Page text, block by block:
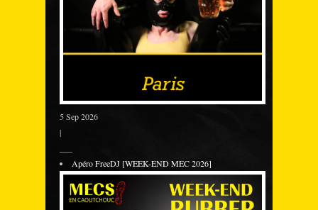
5 Sep 2026
|
Apéro FreeDJ [WEEK-END MEC 2026]